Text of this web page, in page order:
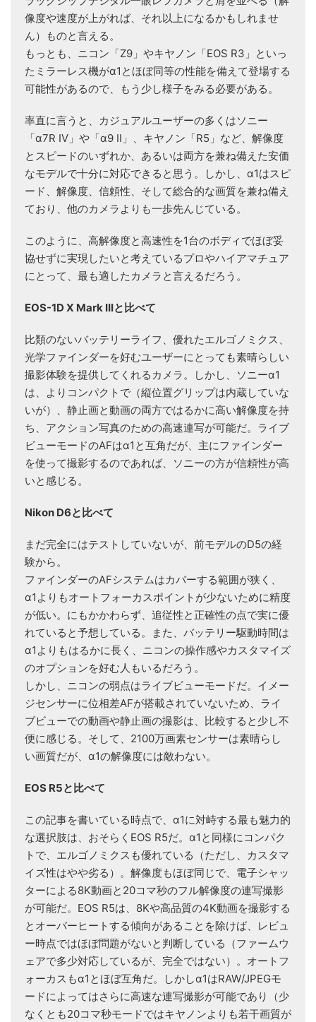
像度や速度が上がれば、それ以上になるかもしれませ
ん）ものと言える。
もっとも、ニコン「Z9」やキヤノン「EOS R3」といっ
たミラーレス機がα1とほぼ同等の性能を備えて登場する
可能性があるので、もう少し様子をみる必要がある。
率直に言うと、カジュアルユーザーの多くはソニー
「α7R IV」や「α9 II」、キヤノン「R5」など、解像度
とスピードのいずれか、あるいは両方を兼ね備えた安価
なモデルで十分に対応できると思う。しかし、α1はスピ
ード、解像度、信頼性、そして総合的な画質を兼ね備え
ており、他のカメラよりも一歩先んじている。
このように、高解像度と高速性を1台のボディでほぼ妥
協せずに実現したいと考えているプロやハイアマチュア
にとって、最も適したカメラと言えるだろう。
EOS-1D X Mark IIIと比べて
比類のないバッテリーライフ、優れたエルゴノミクス、
光学ファインダーを好むユーザーにとっても素晴らしい
撮影体験を提供してくれるカメラ。しかし、ソニーα1
は、よりコンパクトで（縦位置グリップは内蔵していな
いが）、静止画と動画の両方ではるかに高い解像度を持
ち、アクション写真のための高速連写が可能だ。ライブ
ビューモードのAFはα1と互角だが、主にファインダー
を使って撮影するのであれば、ソニーの方が信頼性が高
いと感じる。
Nikon D6と比べて
まだ完全にはテストしていないが、前モデルのD5の経
験から。
ファインダーのAFシステムはカバーする範囲が狭く、
α1よりもオートフォーカスポイントが少ないために精度
が低い。にもかかわらず、追従性と正確性の点で実に優
れていると予想している。また、バッテリー駆動時間は
α1よりもはるかに長く、ニコンの操作感やカスタマイズ
のオプションを好む人もいるだろう。
しかし、ニコンの弱点はライブビューモードだ。イメー
ジセンサーに位相差AFが搭載されていないため、ライ
ブビューでの動画や静止画の撮影は、比較すると少し不
便に感じる。そして、2100万画素センサーは素晴らし
い画質だが、α1の解像度には敵わない。
EOS R5と比べて
この記事を書いている時点で、α1に対峙する最も魅力的
な選択肢は、おそらくEOS R5だ。α1と同様にコンパク
トで、エルゴノミクスも優れている（ただし、カスタマ
イズ性はやや劣る）。解像度もほぼ同じで、電子シャッ
ターによる8K動画と20コマ秒のフル解像度の連写撮影
が可能だ。EOS R5は、8Kや高品質の4K動画を撮影する
とオーバーヒートする傾向があることを除けば、レビュ
ー時点ではほぼ問題がないと判断している（ファームウ
ェアで多少対応しているが、完全ではない）。オートフ
ォーカスもα1とほぼ互角だ。しかしα1はRAW/JPEGモ
ードによってはさらに高速な連写撮影が可能であり（少
なくとも20コマ秒モードではキヤノンよりも若干画質が